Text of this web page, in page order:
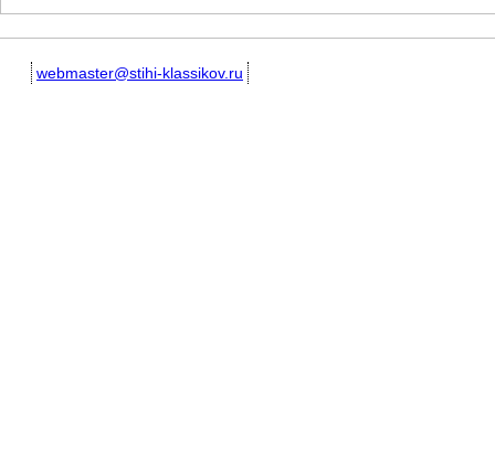
webmaster@stihi-klassikov.ru